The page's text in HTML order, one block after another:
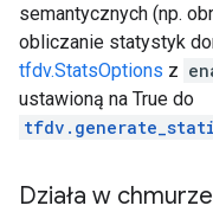
semantycznych (np.
obliczanie statystyk
tfdv.StatsOptions z
ustawioną na True do
Działa w